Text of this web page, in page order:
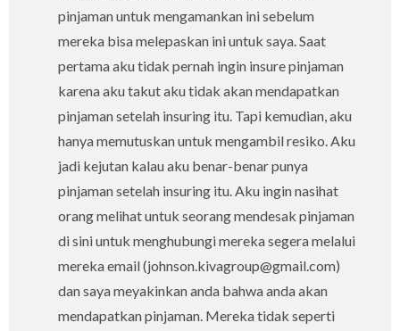
pinjaman untuk mengamankan ini sebelum
mereka bisa melepaskan ini untuk saya. Saat
pertama aku tidak pernah ingin insure pinjaman
karena aku takut aku tidak akan mendapatkan
pinjaman setelah insuring itu. Tapi kemudian, aku
hanya memutuskan untuk mengambil resiko. Aku
jadi kejutan kalau aku benar-benar punya
pinjaman setelah insuring itu. Aku ingin nasihat
orang melihat untuk seorang mendesak pinjaman
di sini untuk menghubungi mereka segera melalui
mereka email (johnson.kivagroup@gmail.com)
dan saya meyakinkan anda bahwa anda akan
mendapatkan pinjaman. Mereka tidak seperti